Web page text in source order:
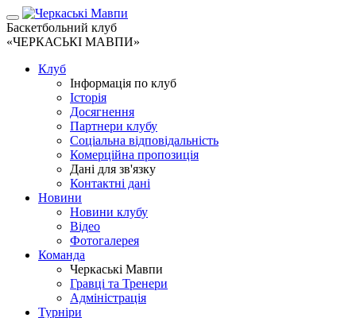
Баскетбольний клуб
«ЧЕРКАСЬКІ МАВПИ»
Клуб
Інформація по клуб
Історія
Досягнення
Партнери клубу
Соціальна відповідальність
Комерційна пропозиція
Дані для зв'язку
Контактні дані
Новини
Новини клубу
Відео
Фотогалерея
Команда
Черкаські Мавпи
Гравці та Тренери
Адміністрація
Турніри